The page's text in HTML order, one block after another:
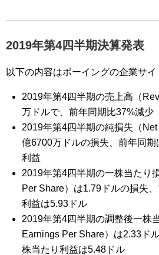
2019年第4四半期決算発表
以下の内容はボーイングの企業サイ
2019年第4四半期の売上高（
万ドルで、前年同期比37%減少
2019年第4四半期の純損失（
億6700万ドルの損失、前年同
利益
2019年第4四半期の一株当たり
Per Share）は1.79ドルの損失
利益は5.93ドル
2019年第4四半期の調整後一株
Earnings Per Share）は2.33ド
株当たり利益は5.48ドル